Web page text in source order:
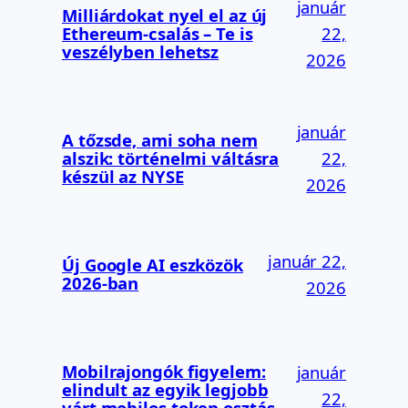
Milliárdokat nyel el az új
Ethereum-csalás – Te is
veszélyben lehetsz
január
22,
2026
A tőzsde, ami soha nem
alszik: történelmi váltásra
készül az NYSE
január
22,
2026
Új Google AI eszközök
2026-ban
január 22,
2026
Mobilrajongók figyelem:
elindult az egyik legjobb
január
22,